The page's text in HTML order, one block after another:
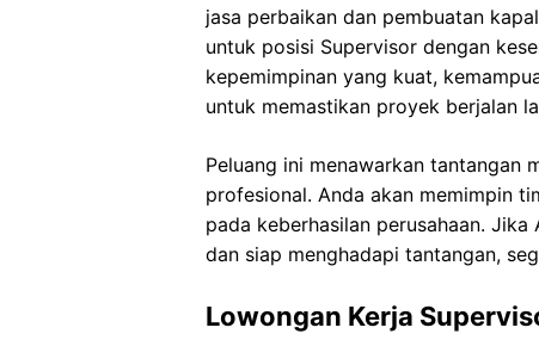
jasa perbaikan dan pembuatan
untuk posisi Supervisor dengan
kepemimpinan yang kuat,
untuk memastikan proyek berjalan
Peluang ini menawarkan tantangan
profesional. Anda akan memimpin
pada keberhasilan perusahaan.
dan siap menghadapi tantangan,
Lowongan Kerja